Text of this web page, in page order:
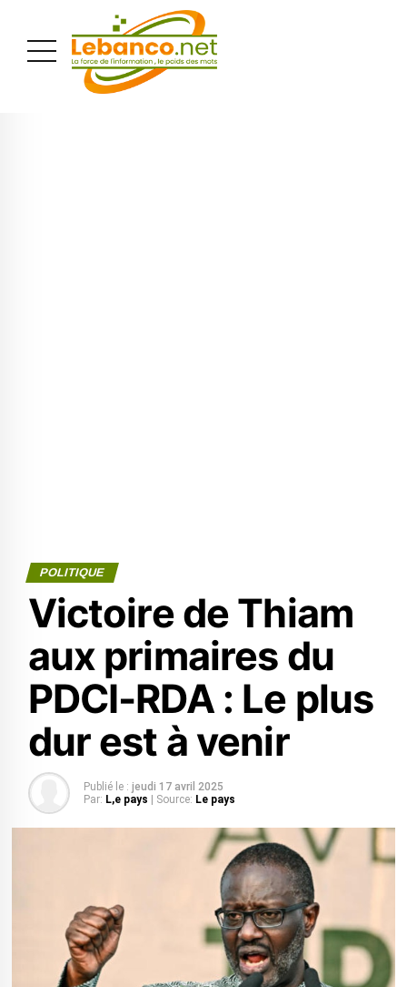
POLITIQUE
Victoire de Thiam
aux primaires du
PDCI-RDA : Le plus
dur est à venir
Publié le : jeudi 17 avril 2025
Par: L,e pays | Source: Le pays